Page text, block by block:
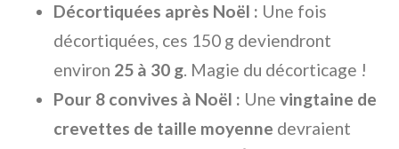
Décortiquées après Noël : Une fois
décortiquées, ces 150 g deviendront
environ 25 à 30 g. Magie du décorticage !
Pour 8 convives à Noël : Une vingtaine de
crevettes de taille moyenne devraient